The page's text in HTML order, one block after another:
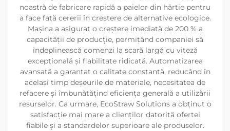
noastră de fabricare rapidă a paielor din hârtie pentru
a face față cererii în creștere de alternative ecologice.
Mașina a asigurat o creștere imediată de 200 % a
capacității de producție, permițând companiei să
îndeplinească comenzi la scară largă cu viteză
excepțională și fiabilitate ridicată. Automatizarea
avansată a garantat o calitate constantă, reducând în
același timp deșeurile de materiale, necesitatea de
refacere și îmbunătățind eficiența generală a utilizării
resurselor. Ca urmare, EcoStraw Solutions a obținut o
satisfacție mai mare a clienților datorită ofertei
fiabile și a standardelor superioare ale produselor.